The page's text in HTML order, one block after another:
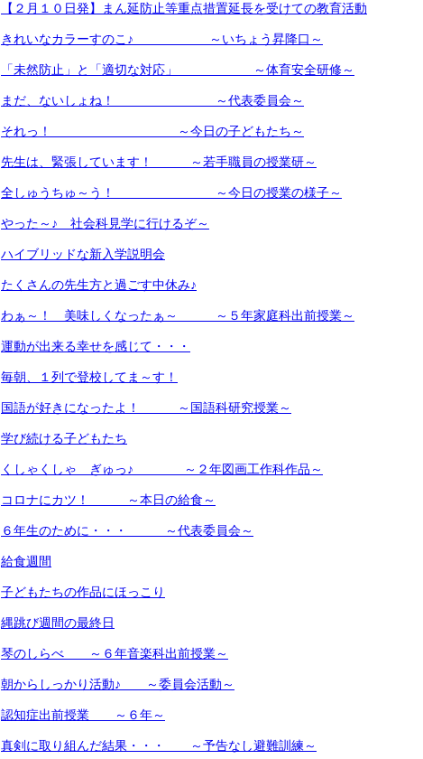
【２月１０日発】まん延防止等重点措置延長を受けての教育活動
きれいなカラーすのこ♪ ～いちょう昇降口～
「未然防止」と「適切な対応」 ～体育安全研修～
まだ、ないしょね！ ～代表委員会～
それっ！ ～今日の子どもたち～
先生は、緊張しています！ ～若手職員の授業研～
全しゅうちゅ～う！ ～今日の授業の様子～
やった～♪ 社会科見学に行けるぞ～
ハイブリッドな新入学説明会
たくさんの先生方と過ごす中休み♪
わぁ～！ 美味しくなったぁ～ ～５年家庭科出前授業～
運動が出来る幸せを感じて・・・
毎朝、１列で登校してま～す！
国語が好きになったよ！ ～国語科研究授業～
学び続ける子どもたち
くしゃくしゃ ぎゅっ♪ ～２年図画工作科作品～
コロナにカツ！ ～本日の給食～
６年生のために・・・ ～代表委員会～
給食週間
子どもたちの作品にほっこり
縄跳び週間の最終日
琴のしらべ ～６年音楽科出前授業～
朝からしっかり活動♪ ～委員会活動～
認知症出前授業 ～６年～
真剣に取り組んだ結果・・・ ～予告なし避難訓練～